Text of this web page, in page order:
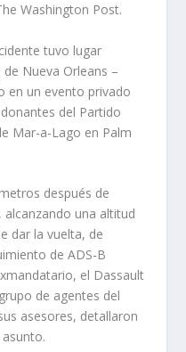
Washington Post.
tuvo lugar
Nueva Orleans –
en un evento privado
del Partido
Mar-a-Lago en Palm
después de
una altitud
dar la vuelta, de
de ADS-B
el Dassault
de agentes del
asesores, detallaron